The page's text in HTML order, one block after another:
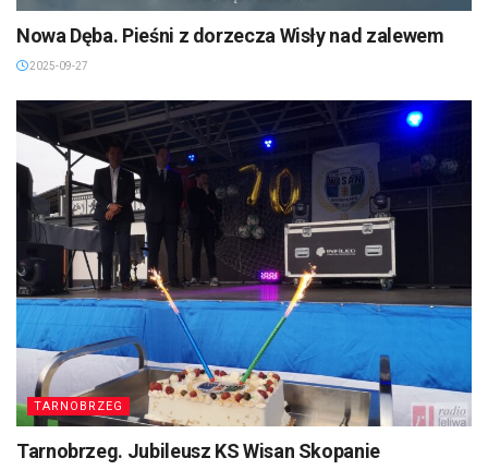
Nowa Dęba. Pieśni z dorzecza Wisły nad zalewem
2025-09-27
TARNOBRZEG
Tarnobrzeg. Jubileusz KS Wisan Skopanie